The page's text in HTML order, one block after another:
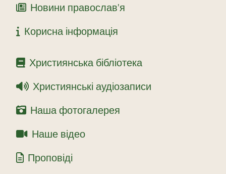
Новини православ'я
Корисна інформація
Християнська бібліотека
Християнські аудіозаписи
Наша фотогалерея
Наше відео
Проповіді